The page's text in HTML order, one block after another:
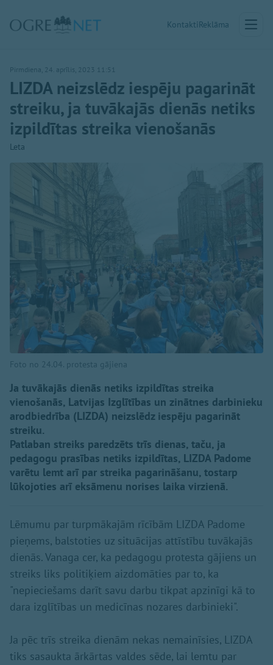
KontaktiReklāma
Pirmdiena, 24. aprīlis, 2023 11:51
LIZDA neizslēdz iespēju pagarināt
streiku, ja tuvākajās dienās netiks
izpildītas streika vienošanās
Leta
Foto no 24.04. protesta gājiena
Ja tuvākajās dienās netiks izpildītas streika
vienošanās, Latvijas Izglītības un zinātnes darbinieku
arodbiedrība (LIZDA) neizslēdz iespēju pagarināt
streiku.
Patlaban streiks paredzēts trīs dienas, taču, ja
pedagogu prasības netiks izpildītas, LIZDA Padome
varētu lemt arī par streika pagarināšanu, tostarp
lūkojoties arī eksāmenu norises laika virzienā.
Lēmumu par turpmākajām rīcībām LIZDA Padome
pieņems, balstoties uz situācijas attīstību tuvākajās
dienās. Vanaga cer, ka pedagogu protesta gājiens un
streiks liks politiķiem aizdomāties par to, ka
"nepieciešams darīt savu darbu tikpat apzinīgi kā to
dara izglītības un medicīnas nozares darbinieki".
Ja pēc trīs streika dienām nekas nemainīsies, LIZDA
tiks sasaukta ārkārtas valdes sēde, lai lemtu par